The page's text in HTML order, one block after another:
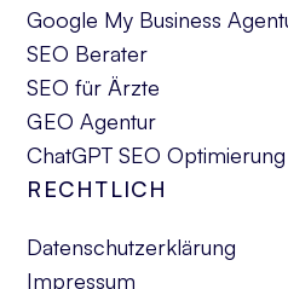
Google My Business
SEO Berater
SEO für Ärzte
GEO Agentur
ChatGPT SEO Optimierung
RECHTLICH
Datenschutzerklärung
Impressum